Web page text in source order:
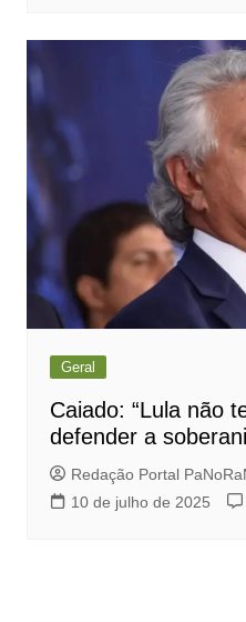
Geral
Caiado: “Lula não
defender a
Redação Portal
10 de julho de 2025